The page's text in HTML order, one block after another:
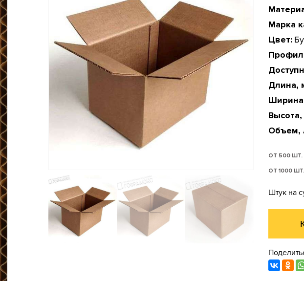
Марка
Цвет:
Длина,
Объем,
ОТ 500 ШТ.
ОТ 1000 ШТ.
Штук на